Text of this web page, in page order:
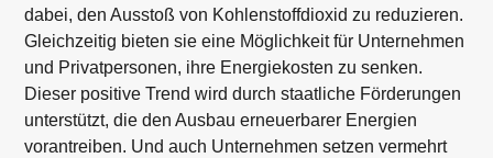
dabei, den Ausstoß von Kohlenstoffdioxid zu reduzieren.
Gleichzeitig bieten sie eine Möglichkeit für Unternehmen
und Privatpersonen, ihre Energiekosten zu senken.
Dieser positive Trend wird durch staatliche Förderungen
unterstützt, die den Ausbau erneuerbarer Energien
vorantreiben. Und auch Unternehmen setzen vermehrt